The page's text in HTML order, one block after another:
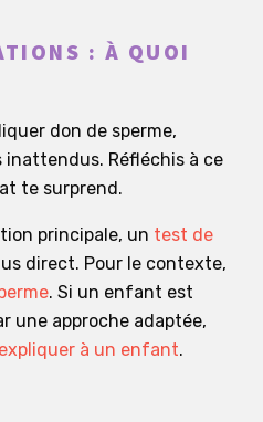
: À QUOI
don de sperme,
Réfléchis à ce
te surprend.
principale, un test de
direct. Pour le contexte,
. Si un enfant est
une approche adaptée,
à un enfant.